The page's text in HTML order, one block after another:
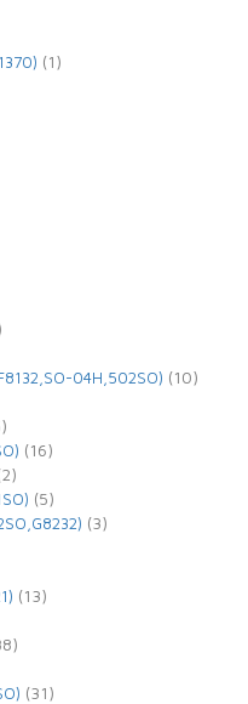
(1)
04H,502SO) (10)
(16)
(5)
(3)
(13)
(31)